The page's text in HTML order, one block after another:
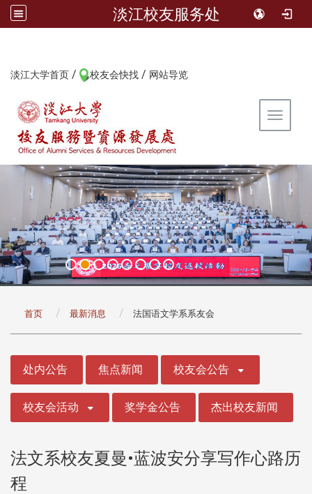
淡江校友服务处
淡江大学首页 / 校友会快找 / 网站导览
Toggle
首页 最新消息 法国语文学系系友会
处内公告 焦点新闻 校友会公告
校友会活动 奖学金公告 杰出校友新闻
法文系校友夏曼•蓝波安分享写作心路历
程